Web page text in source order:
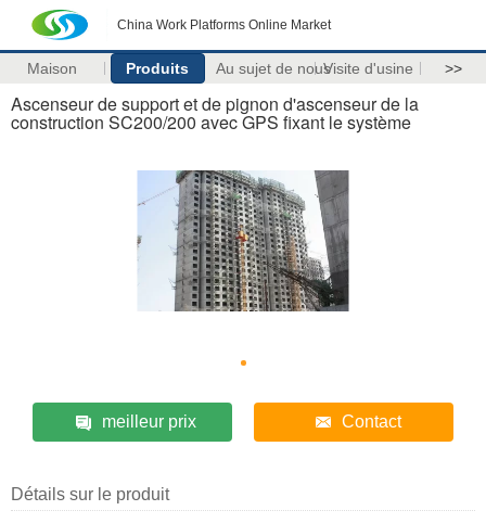
China Work Platforms Online Market
Maison Produits Au sujet de nousVisite d'usine >>
Ascenseur de support et de pignon d'ascenseur de la
construction SC200/200 avec GPS fixant le système
meilleur prix Contact
Détails sur le produit